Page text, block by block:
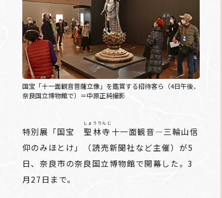
国宝「十一面観音菩薩立像」を鑑賞する招待客ら（4日午後、
奈良国立博物館で）＝中原正純撮影
特別展「国宝 聖林寺
しょうりんじ
十一面観音―三輪山信
仰のみほとけ」（読売新聞社など主催）が5
日、奈良市の奈良国立博物館で開幕した。3
月27日まで。